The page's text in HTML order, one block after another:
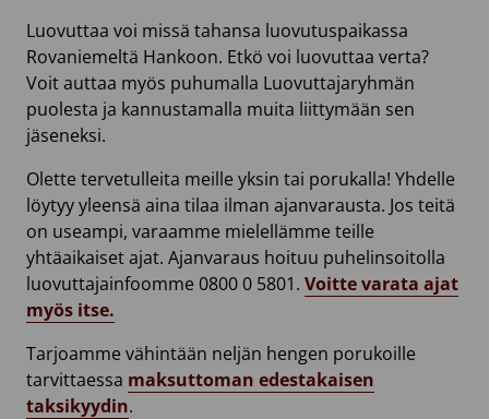
Luovuttaa voi missä tahansa luovutuspaikassa
Rovaniemeltä Hankoon. Etkö voi luovuttaa verta?
Voit auttaa myös puhumalla Luovuttajaryhmän
puolesta ja kannustamalla muita liittymään sen
jäseneksi.
Olette tervetulleita meille yksin tai porukalla! Yhdelle
löytyy yleensä aina tilaa ilman ajanvarausta. Jos teitä
on useampi, varaamme mielellämme teille
yhtäaikaiset ajat. Ajanvaraus hoituu puhelinsoitolla
luovuttajainfoomme 0800 0 5801. Voitte varata ajat
myös itse.
Tarjoamme vähintään neljän hengen porukoille
tarvittaessa maksuttoman edestakaisen
taksikyydin.